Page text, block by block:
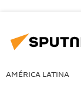
AMÉRICA LATINA